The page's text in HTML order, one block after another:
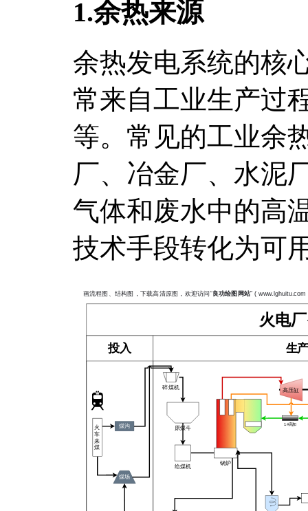
1.余热来源
余热发电系统的核
常来自工业生产过
等。常见的工业余
厂、冶金厂、水泥
气体和废水中的高
技术手段转化为可